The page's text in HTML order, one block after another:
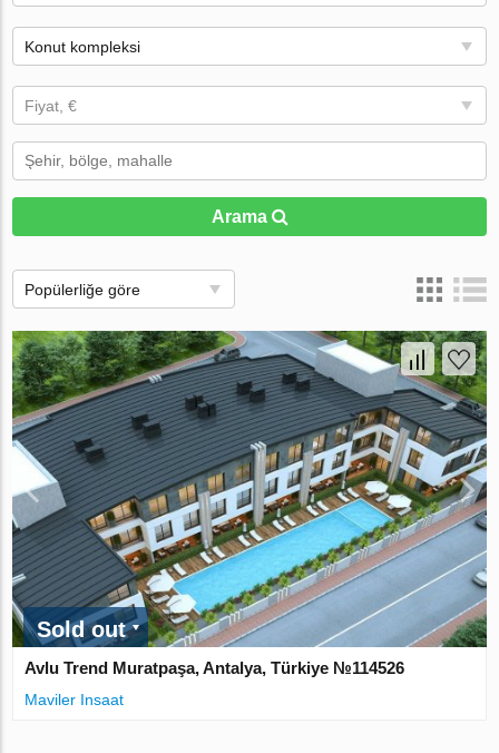
Konut kompleksi
Fiyat, €
Arama
Popülerliğe göre
Sold out
Avlu Trend Muratpaşa, Antalya, Türkiye №114526
Maviler Insaat